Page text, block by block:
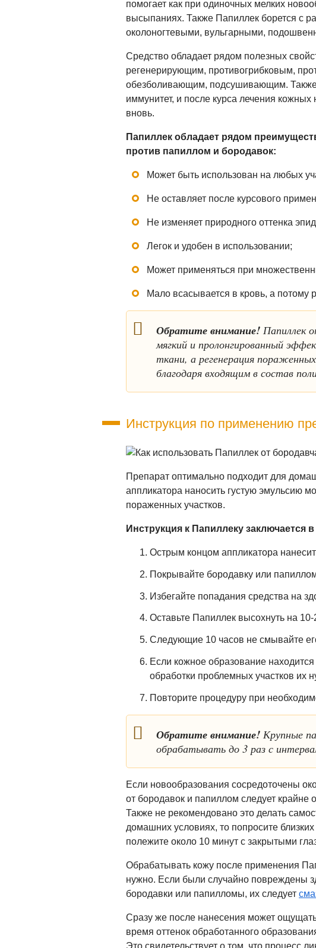
помогает как при одиночных мелких
высыпаниях. Также Папиллек борется с
околоногтевыми, вульгарными,
Средство обладает рядом полезных
регенерирующим, противогрибковым,
обезболивающим, подсушивающим.
иммунитет, и после курса лечения кожных
вновь.
Папиллек обладает рядом
против папиллом и бородавок:
Может быть использован на любых
Не оставляет после курсового
Не изменяет природного оттенка
Легок и удобен в использовании;
Может применяться при
Мало всасывается в кровь, а
Обратите внимание! Папиллек
мягкий и пролонгированный
ткани, а регенерация
благодаря входящим в состав
Инструкция по применению
Препарат оптимально подходит для
аппликатора наносить густую эмульсию
пораженных участков.
Инструкция к Папиллеку заключается
Острым концом аппликатора
Покрывайте бородавку или
Избегайте попадания средства на
Оставьте Папиллек высохнуть на 10-
Следующие 10 часов не смывайте
Если кожное образование
обработки проблемных участков их
Повторите процедуру при
Обратите внимание! Крупные
обрабатывать до 3 раз с
Если новообразования сосредоточены
от бородавок и папиллом следует крайне
Также не рекомендовано это делать
домашних условиях, то попросите
полежите около 10 минут с закрытыми
Обрабатывать кожу после применения
нужно. Если были случайно повреждены
бородавки или папилломы, их следует
Сразу же после нанесения может
время оттенок обработанного
Это свидетельствует о том, что процесс